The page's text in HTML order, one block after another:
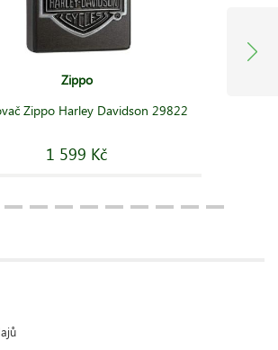
Zippo
Zippo Harley Davidson 29822
1 599 Kč